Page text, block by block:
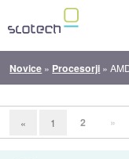
Novice » Procesorji »
« 1 2 »